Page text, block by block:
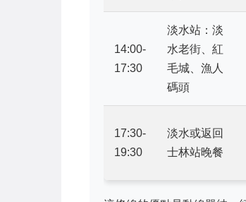
14:00-
17:30
淡水站：淡
水老街、紅
毛城、漁人
碼頭
17:30-
19:30
淡水或返回
士林站晚餐